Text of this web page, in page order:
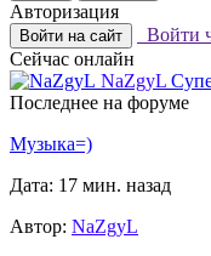
Авторизация
Войти на сайт Войти
Сейчас онлайн
NaZgyL
Последнее на форуме
Музыка=)
Дата: 17 мин. назад
Автор: NaZgyL